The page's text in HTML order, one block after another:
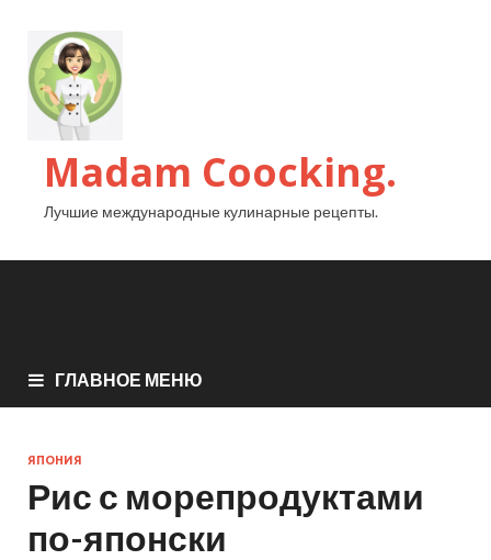
Madam Coocking.
Лучшие международные кулинарные рецепты.
ГЛАВНОЕ МЕНЮ
ЯПОНИЯ
Рис с морепродуктами
по-японски